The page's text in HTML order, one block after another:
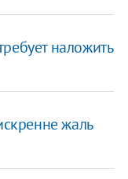
наложить
жаль